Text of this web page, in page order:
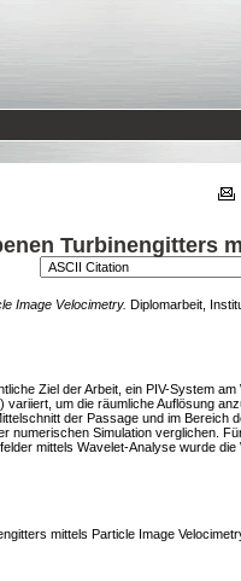
Turbinengitters
Image Velocimetry. Diplomarbeit,
Ziel der Arbeit, ein PIV-System am
um die räumliche Auflösung
der Passage und im Bereich
numerischen Simulation verglichen.
mittels Wavelet-Analyse wurde
mittels Particle Image